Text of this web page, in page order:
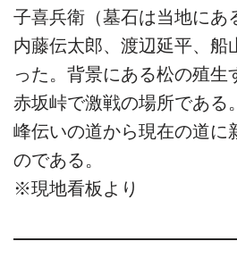
子喜兵衛（墓石は当地にあ
内藤伝太郎、渡辺延平、船
った。背景にある松の殖生
赤坂峠で激戦の場所である
峰伝いの道から現在の道に
のである。
※現地看板より